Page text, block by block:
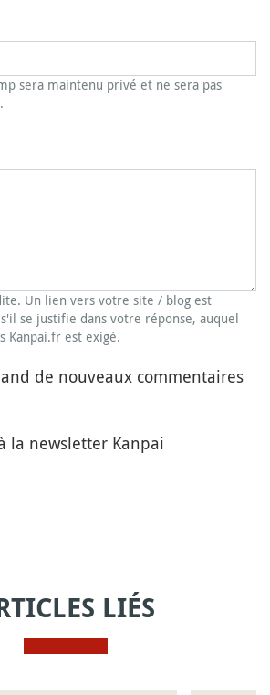
sera maintenu privé et ne sera pas
Un lien vers votre site / blog est
se justifie dans votre réponse, auquel
Kanpai.fr est exigé.
de nouveaux commentaires
la newsletter Kanpai
LIÉS